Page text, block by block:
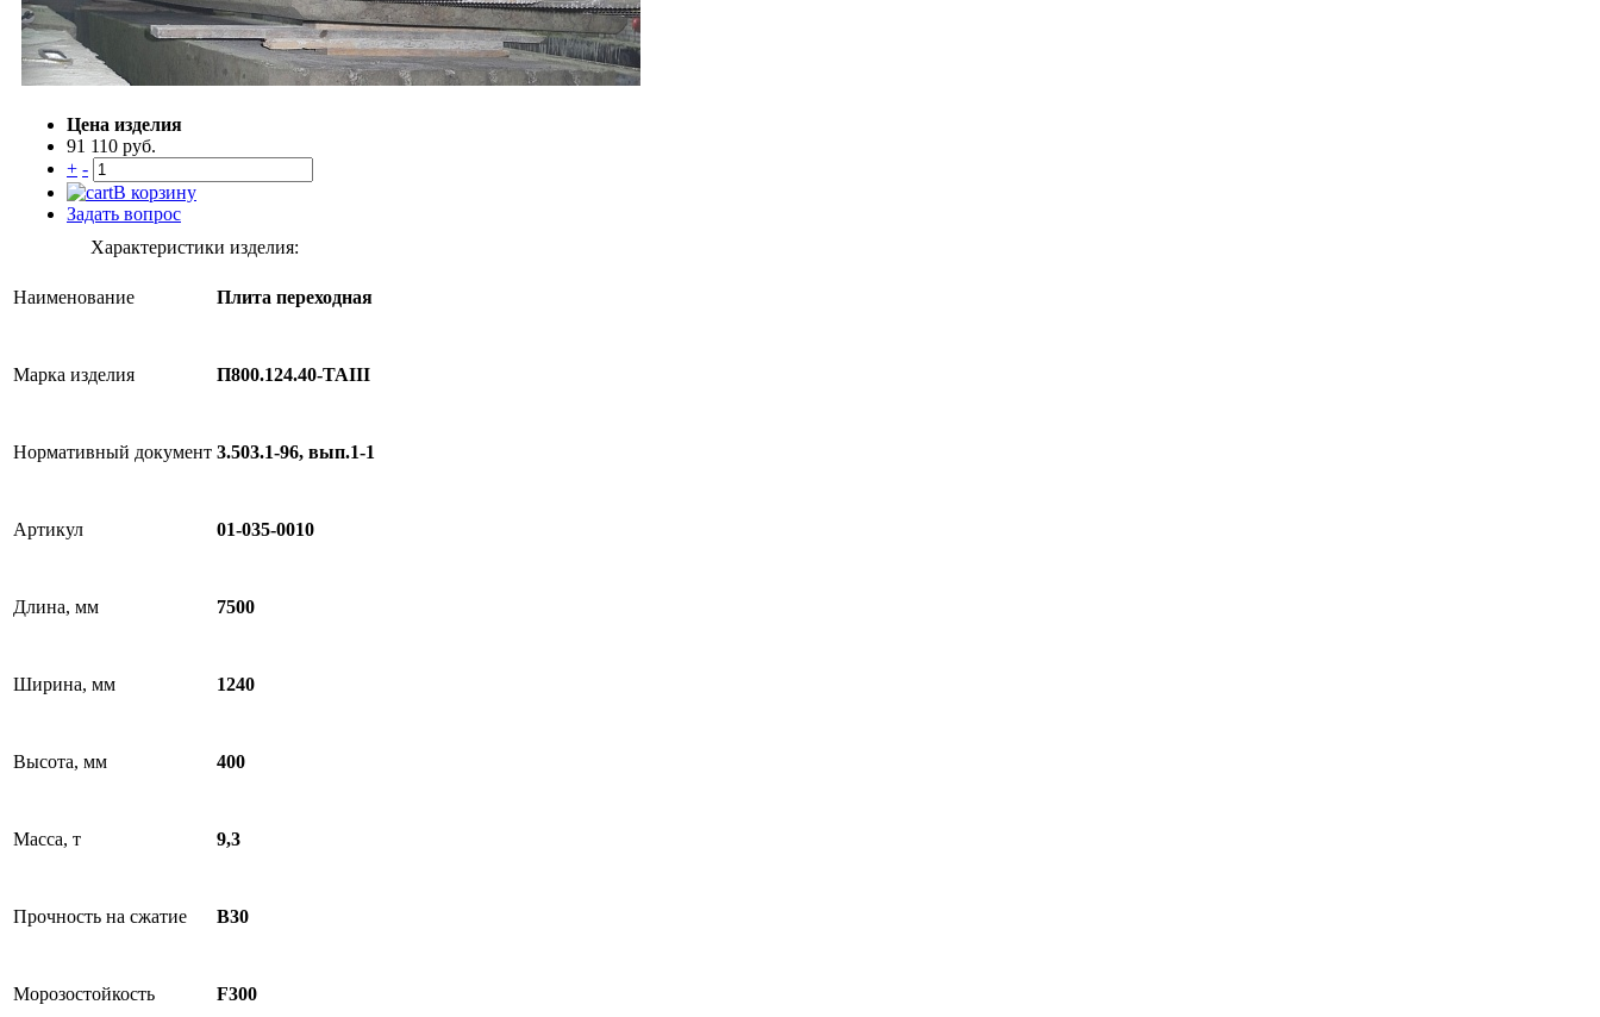
Цена изделия
91 110 руб.
+ -
В корзину
Задать вопрос
Характеристики изделия:
Наименование Плита переходная
Марка изделия П800.124.40-ТАIII
Нормативный документ 3.503.1-96, вып.1-1
Артикул 01-035-0010
Длина, мм 7500
Ширина, мм 1240
Высота, мм 400
Масса, т 9,3
Прочность на сжатие B30
Морозостойкость F300